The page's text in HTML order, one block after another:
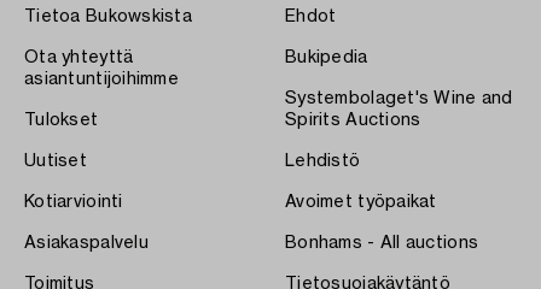
Tietoa Bukowskista
Ota yhteyttä
asiantuntijoihimme
Tulokset
Uutiset
Kotiarviointi
Asiakaspalvelu
Toimitus
Ehdot
Bukipedia
Systembolaget's Wine and
Spirits Auctions
Lehdistö
Avoimet työpaikat
Bonhams - All auctions
Tietosuojakäytäntö